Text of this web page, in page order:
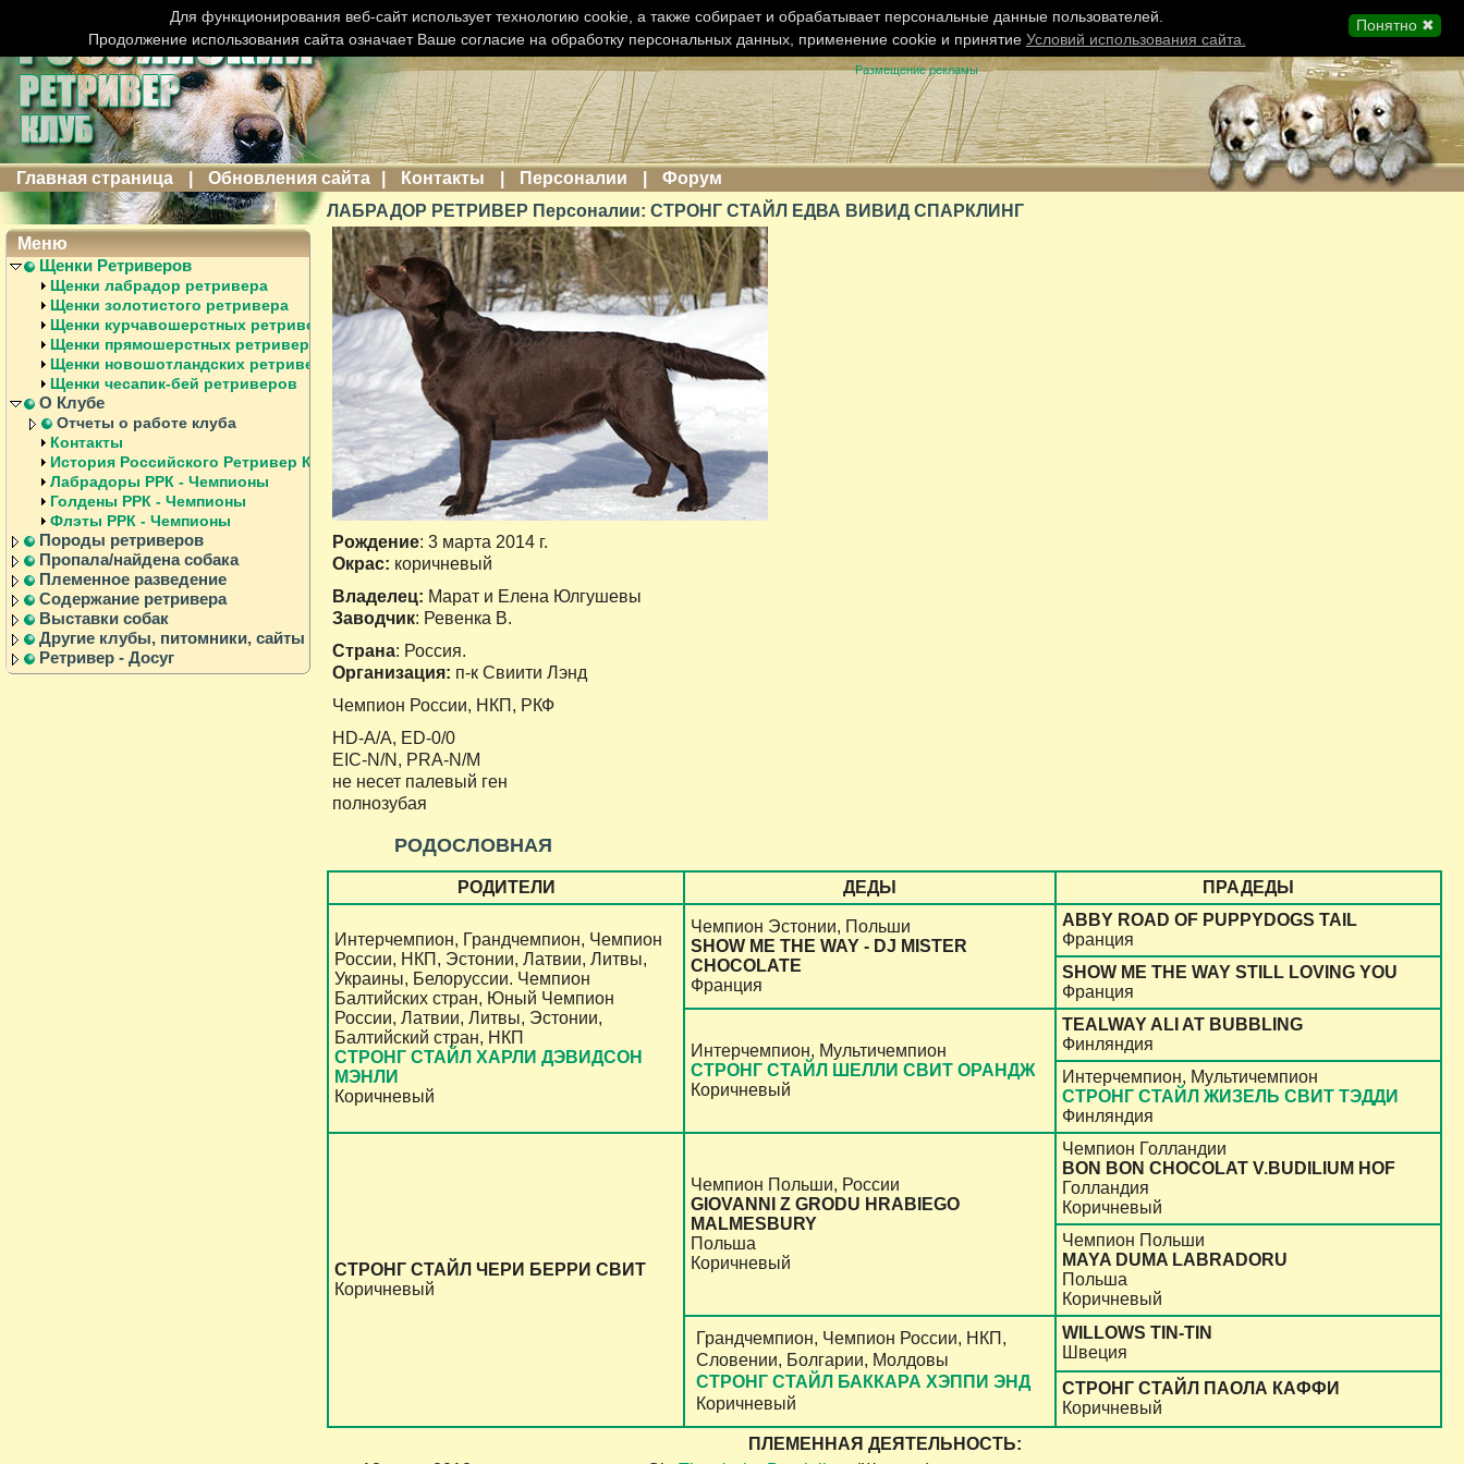
Размещение рекламы
Главная страница Обновления сайта Контакты Персоналии
Форум
ЛАБРАДОР РЕТРИВЕР Персоналии: СТРОНГ СТАЙЛ ЕДВА ВИВИД СПАРКЛИНГ
Рождение: 3 марта 2014 г.
Окрас: коричневый
Владелец: Марат и Елена Юлгушевы
Заводчик: Ревенка В.
Страна: Россия.
Организация: п-к Свиити Лэнд
Чемпион России, НКП, РКФ
HD-A/A, ED-0/0
EIC-N/N, PRA-N/M
не несет палевый ген
полнозубая
РОДОСЛОВНАЯ
РОДИТЕЛИ ДЕДЫ ПРАДЕДЫ
Интерчемпион, Грандчемпион, Чемпион
России, НКП, Эстонии, Латвии, Литвы,
Украины, Белоруссии. Чемпион
Балтийских стран, Юный Чемпион
России, Латвии, Литвы, Эстонии,
Балтийский стран, НКП
СТРОНГ СТАЙЛ ХАРЛИ ДЭВИДСОН
МЭНЛИ
Коричневый
Чемпион Эстонии, Польши
SHOW ME THE WAY - DJ MISTER
CHOCOLATE
Франция
ABBY ROAD OF PUPPYDOGS TAIL
Франция
SHOW ME THE WAY STILL LOVING YOU
Франция
Интерчемпион, Мультичемпион
СТРОНГ СТАЙЛ ШЕЛЛИ СВИТ ОРАНДЖ
Коричневый
TEALWAY ALI AT BUBBLING
Финляндия
Интерчемпион, Мультичемпион
СТРОНГ СТАЙЛ ЖИЗЕЛЬ СВИТ ТЭДДИ
Финляндия
СТРОНГ СТАЙЛ ЧЕРИ БЕРРИ СВИТ
Коричневый
Чемпион Польши, России
GIOVANNI Z GRODU HRABIEGO
MALMESBURY
Польша
Коричневый
Чемпион Голландии
BON BON CHOCOLAT V.BUDILIUM HOF
Голландия
Коричневый
Чемпион Польши
MAYA DUMA LABRADORU
Польша
Коричневый
Грандчемпион, Чемпион России, НКП,
Словении, Болгарии, Молдовы
СТРОНГ СТАЙЛ БАККАРА ХЭППИ ЭНД
Коричневый
WILLOWS TIN-TIN
Швеция
СТРОНГ СТАЙЛ ПАОЛА КАФФИ
Коричневый
ПЛЕМЕННАЯ ДЕЯТЕЛЬНОСТЬ:
Меню
Щенки Ретриверов
Щенки лабрадор ретривера
Щенки золотистого ретривера
Щенки курчавошерстных ретриверов
Щенки прямошерстных ретриверов
Щенки новошотландских ретриверов
Щенки чесапик-бей ретриверов
О Клубе
Отчеты о работе клуба
Контакты
История Российского Ретривер Клуба
Лабрадоры РРК - Чемпионы
Голдены РРК - Чемпионы
Флэты РРК - Чемпионы
Породы ретриверов
Пропала/найдена собака
Племенное разведение
Содержание ретривера
Выставки собак
Другие клубы, питомники, сайты
Ретривер - Досуг
Понятно ✖
Для функционирования веб-сайт использует технологию cookie, а также собирает и обрабатывает персональные данные пользователей.
Продолжение использования сайта означает Ваше согласие на обработку персональных данных, применение cookie и принятие Условий использования сайта.